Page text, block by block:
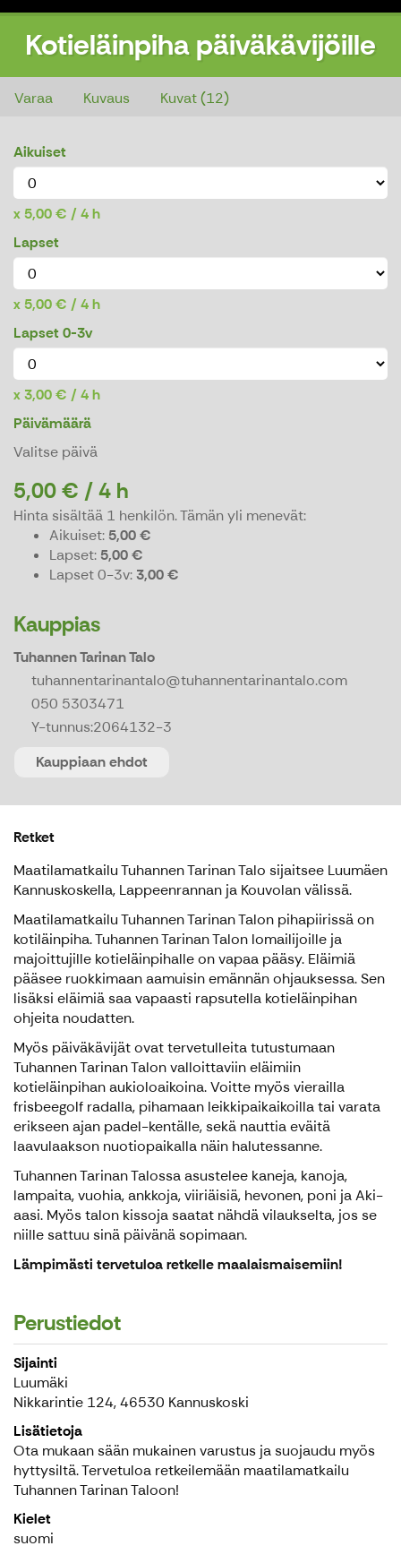
Kotieläinpiha päiväkävijöille
Kotieläinpiha päiväkävijöille
Varaa Kuvaus Kuvat (12)
Aikuiset
5,00 € / 4 h
Lapset
5,00 € / 4 h
Lapset 0-3v
3,00 € / 4 h
Päivämäärä
Valitse päivä
5,00 € / 4 h
Hinta sisältää 1 henkilön.Tämän yli menevät:
Aikuiset 5,00 €
Lapset 5,00 €
Lapset 0-3v 3,00 €
Kauppias
Tuhannen Tarinan Talo
tuhannentarinantalo@tuhannentarinantalo.com
050 5303471
Y-tunnus:2064132-3
Kauppiaan ehdot
Retket
Maatilamatkailu Tuhannen Tarinan Talo sijaitsee Luumäen
Kannuskoskella, Lappeenrannan ja Kouvolan välissä.
Maatilamatkailu Tuhannen Tarinan Talon pihapiirissä on
kotiläinpiha. Tuhannen Tarinan Talon lomailijoille ja
majoittujille kotieläinpihalle on vapaa pääsy. Eläimiä
pääsee ruokkimaan aamuisin emännän ohjauksessa. Sen
lisäksi eläimiä saa vapaasti rapsutella kotieläinpihan
ohjeita noudatten.
Myös päiväkävijät ovat tervetulleita tutustumaan
Tuhannen Tarinan Talon valloittaviin eläimiin
kotieläinpihan aukioloaikoina. Voitte myös vierailla
frisbeegolf radalla, pihamaan leikkipaikaikoilla tai varata
erikseen ajan padel-kentälle, sekä nauttia eväitä
laavulaakson nuotiopaikalla näin halutessanne.
Tuhannen Tarinan Talossa asustelee kaneja, kanoja,
lampaita, vuohia, ankkoja, viiriäisiä, hevonen, poni ja Aki-
aasi. Myös talon kissoja saatat nähdä vilaukselta, jos se
niille sattuu sinä päivänä sopimaan.
Lämpimästi tervetuloa retkelle maalaismaisemiin!
Perustiedot
Sijainti
Luumäki
Nikkarintie 124, 46530 Kannuskoski
Lisätietoja
Ota mukaan sään mukainen varustus ja suojaudu myös
hyttysiltä. Tervetuloa retkeilemään maatilamatkailu
Tuhannen Tarinan Taloon!
Kielet
suomi